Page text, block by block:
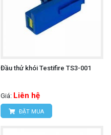
Đầu thử khói Testifire TS3-001
Giá: Liên hệ
ĐẶT MUA